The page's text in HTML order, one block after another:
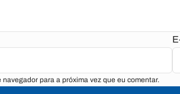
para a próxima vez que eu comentar.